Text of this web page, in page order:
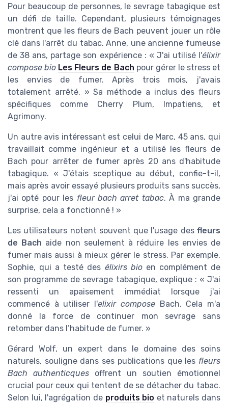
Pour beaucoup de personnes, le sevrage tabagique est
un défi de taille. Cependant, plusieurs témoignages
montrent que les fleurs de Bach peuvent jouer un rôle
clé dans l'arrêt du tabac. Anne, une ancienne fumeuse
de 38 ans, partage son expérience : « J'ai utilisé l'élixir
compose bio Les Fleurs de Bach pour gérer le stress et
les envies de fumer. Après trois mois, j'avais
totalement arrêté. » Sa méthode a inclus des fleurs
spécifiques comme Cherry Plum, Impatiens, et
Agrimony.
Un autre avis intéressant est celui de Marc, 45 ans, qui
travaillait comme ingénieur et a utilisé les fleurs de
Bach pour arrêter de fumer après 20 ans d'habitude
tabagique. « J'étais sceptique au début, confie-t-il,
mais après avoir essayé plusieurs produits sans succès,
j'ai opté pour les fleur bach arret tabac. À ma grande
surprise, cela a fonctionné ! »
Les utilisateurs notent souvent que l'usage des fleurs
de Bach aide non seulement à réduire les envies de
fumer mais aussi à mieux gérer le stress. Par exemple,
Sophie, qui a testé des élixirs bioen complément de
son programme de sevrage tabagique, explique : « J'ai
ressenti un apaisement immédiat lorsque j'ai
commencé à utiliser l'elixir composeBach. Cela m'a
donné la force de continuer mon sevrage sans
retomber dans l’habitude de fumer. »
Gérard Wolf, un expert dans le domaine des soins
naturels, souligne dans ses publications que les fleurs
Bach authenticques offrent un soutien émotionnel
crucial pour ceux qui tentent de se détacher du tabac.
Selon lui, l'agrégation de produits bio et naturels dans